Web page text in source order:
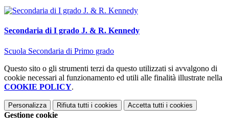
Secondaria di I grado J. & R. Kennedy
Scuola Secondaria di Primo grado
Questo sito o gli strumenti terzi da questo utilizzati si avvalgono di
cookie necessari al funzionamento ed utili alle finalità illustrate nella
COOKIE POLICY.
Personalizza Rifiuta tutti i cookies Accetta tutti i cookies
Gestione cookie